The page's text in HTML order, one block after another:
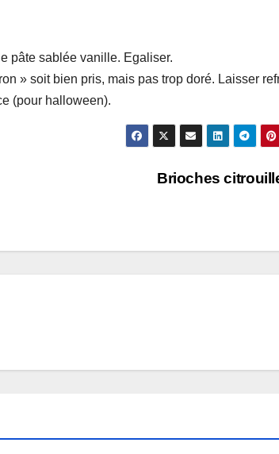
pâte sablée vanille. Egaliser.
» soit bien pris, mais pas trop doré. Laisser
(pour halloween).
Brioches